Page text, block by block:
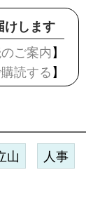
けします
ご案内 】
読する 】
山 人事